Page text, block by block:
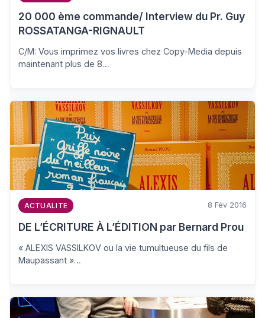
20 000 ème commande/ Interview du Pr. Guy
ROSSATANGA-RIGNAULT
C/M: Vous imprimez vos livres chez Copy-Media depuis
maintenant plus de 8…
ACTUALITE 8 Fév 2016
DE L’ÉCRITURE À L’ÉDITION par Bernard Prou
« ALEXIS VASSILKOV ou la vie tumultueuse du fils de
Maupassant »…